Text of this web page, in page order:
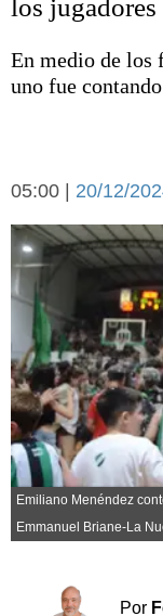
Deportes
Economía y
Sociedad y tiempo
libre
El tiempo
Cartón Lleno
Fúnebres
Horóscopo
los
En medio de los
uno fue
05:00 | 20/12/
Emiliano Menéndez
Emmanuel Briane-La
Por